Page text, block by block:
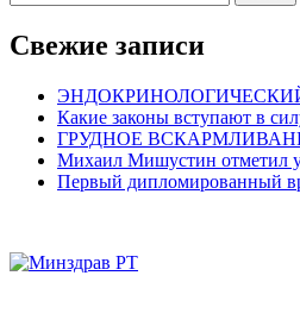
Свежие записи
Какие законы вступают в
ГРУДНОЕ
Михаил Мишустин отметил
Первый дипломированный